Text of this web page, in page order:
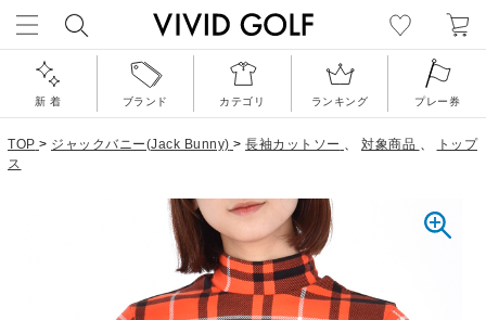
新 着 ブランド カテゴリ ランキング プレー券
TOP > ジャックバニー(Jack Bunny) > 長袖カットソー 、 対象商品 、
トップ
ス